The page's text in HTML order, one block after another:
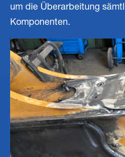
um die Überarbeitung
Komponenten.